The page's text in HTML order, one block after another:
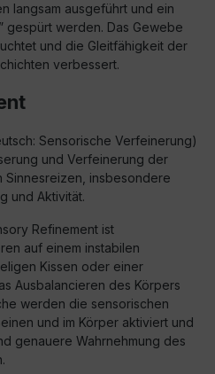
langsam ausgeführt und ein
gespürt werden. Das Gewebe
und die Gleitfähigkeit der
verbessert.
Sensorische Verfeinerung)
und Verfeinerung der
Sinnesreizen, insbesondere
und Aktivität.
Refinement ist
auf einem instabilen
Kissen oder einer
Ausbalancieren des Körpers
werden die sensorischen
und im Körper aktiviert und
genauere Wahrnehmung des